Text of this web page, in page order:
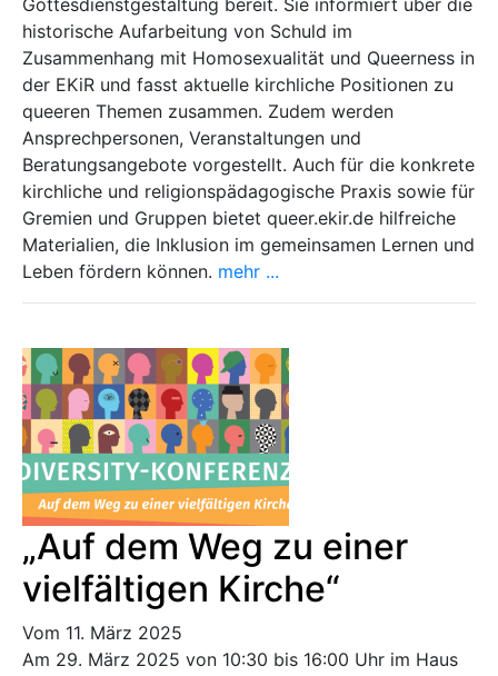
historische Aufarbeitung von Schuld im
Zusammenhang mit Homosexualität und Queerness in
der EKiR und fasst aktuelle kirchliche Positionen zu
queeren Themen zusammen. Zudem werden
Ansprechpersonen, Veranstaltungen und
Beratungsangebote vorgestellt. Auch für die konkrete
kirchliche und religionspädagogische Praxis sowie für
Gremien und Gruppen bietet queer.ekir.de hilfreiche
Materialien, die Inklusion im gemeinsamen Lernen und
Leben fördern können.​ mehr ...
„Auf dem Weg zu einer
vielfältigen Kirche“
Vom 11. März 2025
Am 29. März 2025 von 10:30 bis 16:00 Uhr im Haus